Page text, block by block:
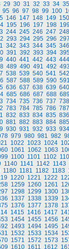
29 30 31 32 33 34 35
95 96 97 98 99 100
146 147 148 149 150
195 196 197 198 199
244 245 246 247 248
293 294 295 296 297
342 343 344 345 346
391 392 393 394
440 441 442 443 444
489 490 491 492 493
538 539 540 541 542
587 588 589 590 591
636 637 638 639 640
685 686 687 688 689
734 735 736 737 738
783 784 785 786 787
832 833 834 835 836
881 882 883 884 885
930 931 932 933 934
979 980 981 982
1022 1023 1024
1061 1062 1063
1100 1101 1102
1140 1141 1142 1143
1180 1181 1182 1183
1220 1221 1222
1259 1260 1261
1298 1299 1300
1337 1338 1339
1376 1377 1378
1415 1416 1417
1454 1455 1456
1493 1494 1495
1532 1533 1534
1571 1572 1573
1610 1611 1612